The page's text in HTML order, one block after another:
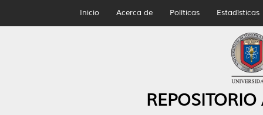
Inicio Acerca de Políticas Estadísticas